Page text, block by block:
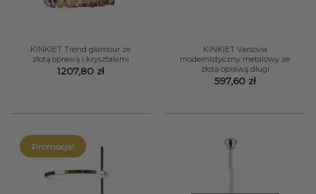
KINKIET Trend glamour ze
złotą oprawą i kryształami
1207,80 zł
KINKIET Varsovia
modernistyczny metalowy ze
złotą oprawą długi
597,60 zł
Promocja!